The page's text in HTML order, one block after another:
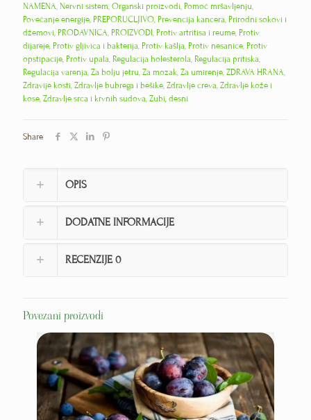
NAMENA, Nervni sistem, Organski proizvodi, Pomoć mršavljenju,
Povećanje energije, PREPORUČLJIVO, Prevencija kancera, Prirodni sokovi i
džemovi, PRODAVNICA, PROIZVODI, Protiv artritisa i reume, Protiv
dijareje, Protiv gljivica i bakterija, Protiv kašlja, Protiv nesanice, Protiv
opstipacije, Protiv upala, Regulacija holesterola, Regulacija pritiska,
Regulacija varenja, Za bolju jetru, Za mozak, Za umirenje, ZDRAVA HRANA,
Zdravije kosti, Zdravlje bubrega i bešike, Zdravlje creva, Zdravlje kože i
kose, Zdravlje srca i krvnih sudova, Zubi, desni
Share
OPIS
DODATNE INFORMACIJE
RECENZIJE 0
Povezani proizvodi